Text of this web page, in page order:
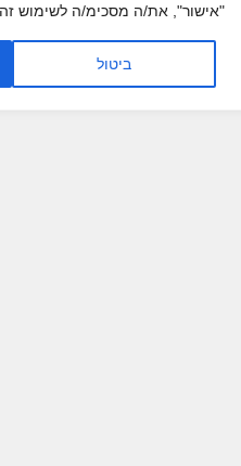
"אישור", את/ה מסכימ/ה לשימוש זה.
ביטול